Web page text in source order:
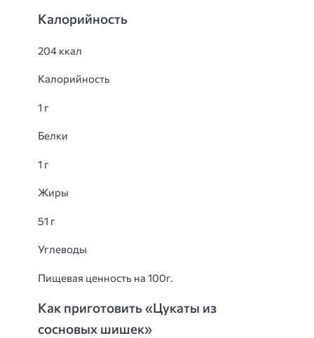
Калорийность
204 ккал
Калорийность
1 г
Белки
1 г
Жиры
51 г
Углеводы
Пищевая ценность на 100г.
Как приготовить «Цукаты из
сосновых шишек»